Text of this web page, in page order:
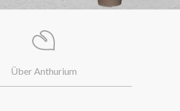
Über Anthurium